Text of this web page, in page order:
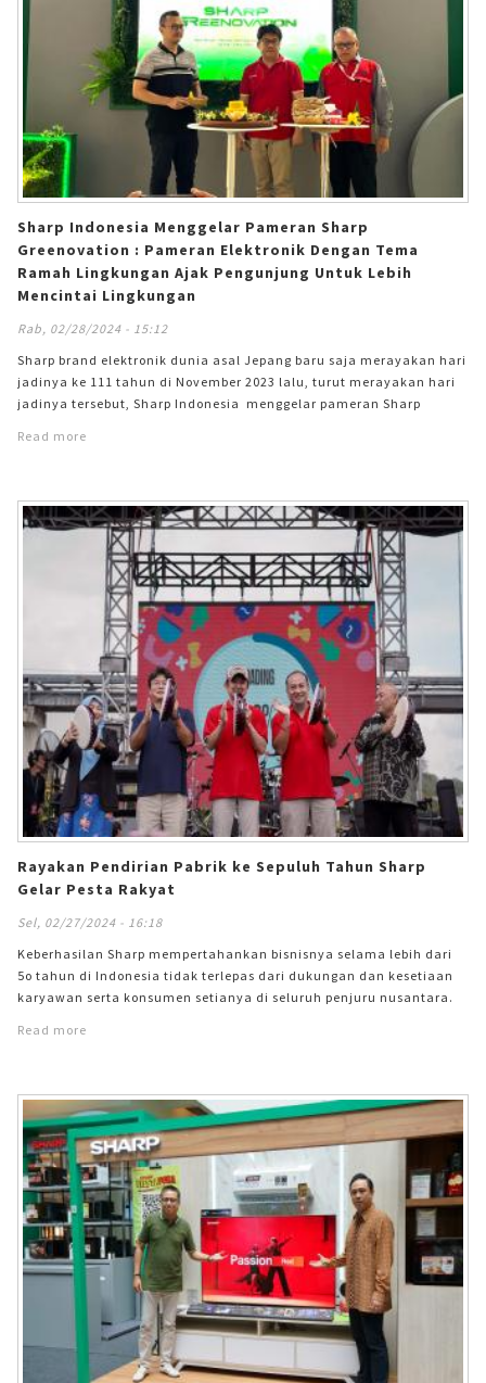
Sharp Indonesia Menggelar Pameran Sharp
Greenovation : Pameran Elektronik Dengan Tema
Ramah Lingkungan Ajak Pengunjung Untuk Lebih
Mencintai Lingkungan
Rab, 02/28/2024 - 15:12
Sharp brand elektronik dunia asal Jepang baru saja merayakan hari
jadinya ke 111 tahun di November 2023 lalu, turut merayakan hari
jadinya tersebut, Sharp Indonesia menggelar pameran Sharp
meningkatkan kesadaran masyarakat dengan mengajak konsumen
setianya untuk turut melakukan pelestarian lingkungan melalui
penggunaan produk-produk elektronik yang
Read more
Rayakan Pendirian Pabrik ke Sepuluh Tahun Sharp
Gelar Pesta Rakyat
Sel, 02/27/2024 - 16:18
Keberhasilan Sharp mempertahankan bisnisnya selama lebih dari
5o tahun di Indonesia tidak terlepas dari dukungan dan kesetiaan
karyawan serta konsumen setianya di seluruh penjuru nusantara.
Indonesia memasuki babak baru saat memindahkan lokasi
tahun 2014. Menempati luas lahan sekitar 31 Ha, menjadikan pabrik
Sharp Indonesia menjadi pabrik peralatan rumah tangga terbesar
diantara pabrik Sharp di seluruh dunia. &#13; &#13;
Read more